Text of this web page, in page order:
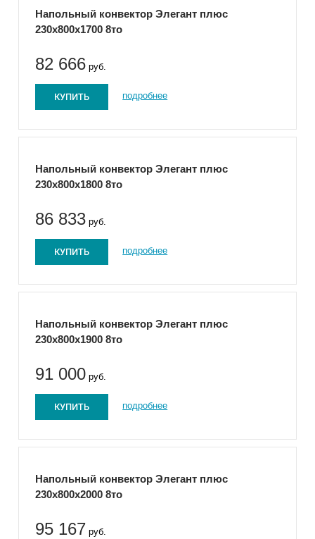
Напольный конвектор Элегант плюс
230x800x1700 8то
82 666 руб.
КУПИТЬ подробнее
Напольный конвектор Элегант плюс
230x800x1800 8то
86 833 руб.
КУПИТЬ подробнее
Напольный конвектор Элегант плюс
230x800x1900 8то
91 000 руб.
КУПИТЬ подробнее
Напольный конвектор Элегант плюс
230x800x2000 8то
95 167 руб.